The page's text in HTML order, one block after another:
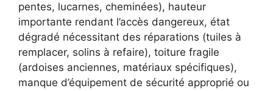
pentes, lucarnes, cheminées), hauteur
importante rendant l’accès dangereux, état
dégradé nécessitant des réparations (tuiles à
remplacer, solins à refaire), toiture fragile
(ardoises anciennes, matériaux spécifiques),
manque d’équipement de sécurité approprié ou